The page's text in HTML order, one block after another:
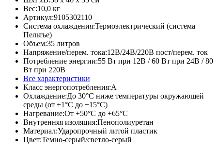
Вес:10,0 кг
Артикул:9105302110
Система охлаждения:Термоэлектрический (система
Пельтье)
Объем:35 литров
Напряжение/перем. тока:12В/24В/220В пост/перем. ток
Потребление энергии:55 Вт при 12В / 60 Вт при 24В / 80
Вт при 220В
Все характеристики
Класс энергопотребления:A
Охлаждение:До 30°С ниже температуры окружающей
среды (от +1°С до +15°С)
Нагревание:От +50°С до +65°С
Внутренняя изоляция:Пенополиуретан
Материал:Ударопрочный литой пластик
Цвет:Темно-серый/светло-серый